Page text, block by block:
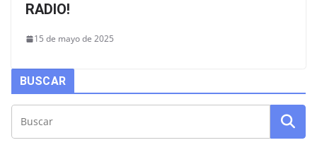
RADIO!
15 de mayo de 2025
BUSCAR